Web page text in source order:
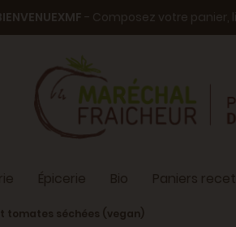
- Composez votre panier,
Épicerie Bio Paniers
tomates séchées (vegan)